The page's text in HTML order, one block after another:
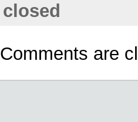
closed
Comments are